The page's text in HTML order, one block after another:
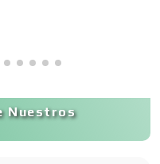
Nuestros